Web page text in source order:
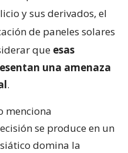
y sus derivados, el
de paneles solares
que esas
una amenaza
.
menciona
se produce en un
domina la